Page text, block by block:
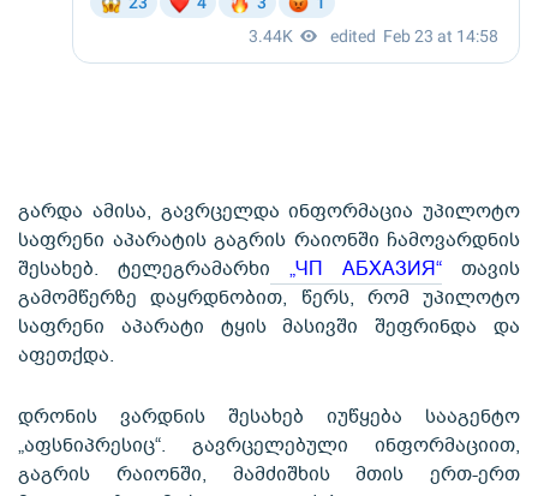
გარდა ამისა, გავრცელდა ინფორმაცია უპილოტო
საფრენი აპარატის გაგრის რაიონში ჩამოვარდნის
შესახებ. ტელეგრამარხი
„ЧП АБХАЗИЯ“ თავის
გამომწერზე დაყრდნობით, წერს, რომ უპილოტო
საფრენი აპარატი ტყის მასივში შეფრინდა და
აფეთქდა.
დრონის ვარდნის შესახებ იუწყება სააგენტო
„აფსნიპრესიც“. გავრცელებული ინფორმაციით,
გაგრის რაიონში, მამძიშხის მთის ერთ-ერთ